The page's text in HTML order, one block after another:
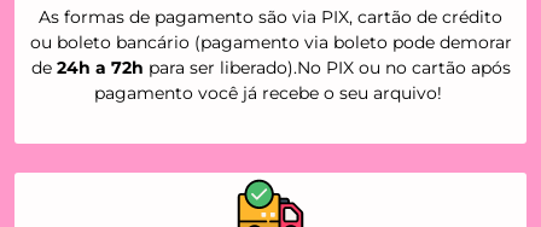
As formas de pagamento são via PIX, cartão de crédito
ou boleto bancário (pagamento via boleto pode demorar
de 24h a 72h para ser liberado).No PIX ou no cartão após
pagamento você já recebe o seu arquivo!